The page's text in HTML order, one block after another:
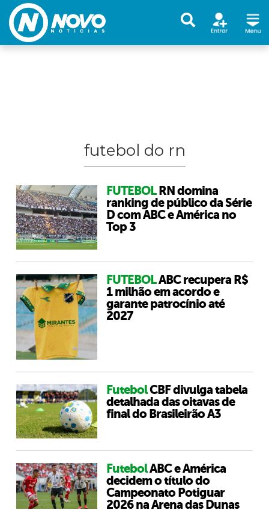
futebol do rn
FUTEBOL RN domina
ranking de público da Série
D com ABC e América no
Top 3
FUTEBOLABC recupera R$
1 milhão em acordo e
garante patrocínio até
2027
FutebolCBF divulga tabela
detalhada das oitavas de
final do Brasileirão A3
FutebolABC e América
decidem o título do
Campeonato Potiguar
2026 na Arena das Dunas